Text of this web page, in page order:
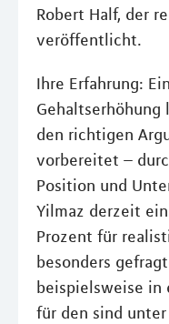
Robert Half, der
veröffentlicht.
Ihre Erfahrung:
Gehaltserhöhung
den richtigen
vorbereitet –
Position und
Yilmaz derzeit
Prozent für
besonders
beispielsweise
für den sind